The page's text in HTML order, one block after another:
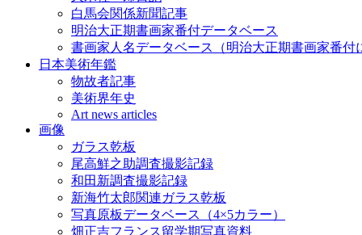
白馬会関係新聞記事
明治大正期書画家番付データベース
書画家人名データベース（明治大正期書画家番付
日本美術年鑑
物故者記事
美術界年史
Art news articles
画像
ガラス乾板
尾高鮮之助調査撮影記録
和田新調査撮影記録
新海竹太郎関連ガラス乾板
写真原板データベース（4×5カラー）
畑正吉フランス留学期写真資料